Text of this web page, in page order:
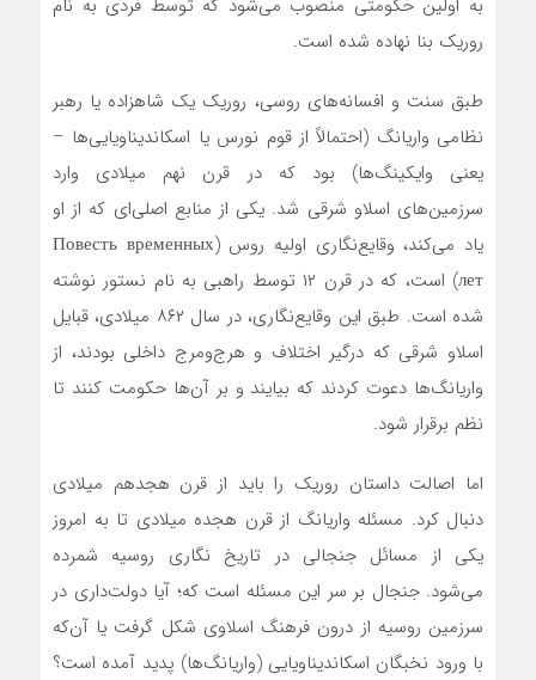
به اولین حکومتی منصوب می‌شود که توسط فردی به نام
روریک بنا نهاده شده است.
طبق سنت و افسانه‌های روسی، روریک یک شاهزاده یا رهبر
نظامی واریانگ (احتمالاً از قوم نورس یا اسکاندیناویایی‌ها –
یعنی وایکینگ‌ها) بود که در قرن نهم میلادی وارد
سرزمین‌های اسلاو شرقی شد. یکی از منابع اصلی‌ای که از او
یاد می‌کند، وقایع‌نگاری اولیه روس (Повесть временных
лет) است، که در قرن ۱۲ توسط راهبی به نام نستور نوشته
شده است. طبق این وقایع‌نگاری، در سال ۸۶۲ میلادی، قبایل
اسلاو شرقی که درگیر اختلاف و هرج‌ومرج داخلی بودند، از
واریانگ‌ها دعوت کردند که بیایند و بر آن‌ها حکومت کنند تا
نظم برقرار شود.
اما اصالت داستان روریک را باید از قرن هجدهم میلادی
دنبال کرد. مسئله واریانگ از قرن هجده میلادی تا به امروز
یکی از مسائل جنجالی در تاریخ نگاری روسیه شمرده
می‌شود. جنجال بر سر این مسئله است که؛ آیا دولت‌داری در
سرزمین روسیه از درون فرهنگ اسلاوی شکل گرفت یا آن‌که
با ورود نخبگان اسکاندیناویایی (واریانگ‌ها) پدید آمده است؟